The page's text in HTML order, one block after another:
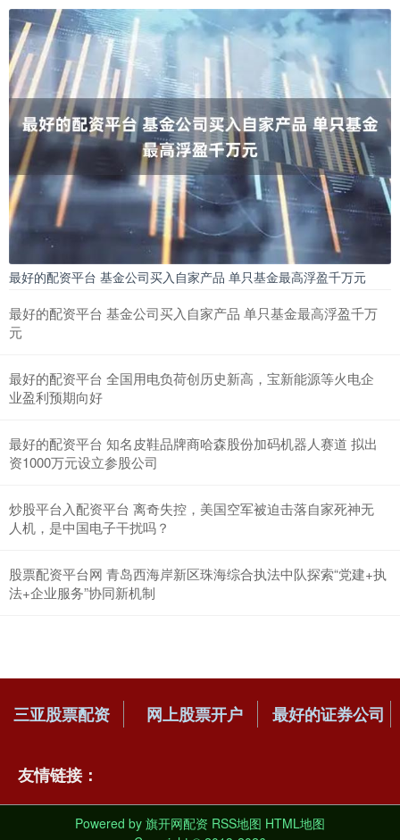
最好的配资平台 基金公司买入自家产品 单只基金最高浮盈千万元
最好的配资平台 基金公司买入自家产品 单只基金最高浮盈千万
元
最好的配资平台 全国用电负荷创历史新高，宝新能源等火电企
业盈利预期向好
最好的配资平台 知名皮鞋品牌商哈森股份加码机器人赛道 拟出
资1000万元设立参股公司
炒股平台入配资平台 离奇失控，美国空军被迫击落自家死神无
人机，是中国电子干扰吗？
股票配资平台网 青岛西海岸新区珠海综合执法中队探索“党建+执
法+企业服务”协同新机制
三亚股票配资 网上股票开户 最好的证券公司
友情链接：
Powered by 旗开网配资 RSS地图 HTML地图